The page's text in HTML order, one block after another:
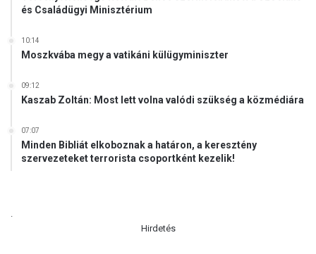
és Családügyi Minisztérium
10:14
Moszkvába megy a vatikáni külügyminiszter
09:12
Kaszab Zoltán: Most lett volna valódi szükség a közmédiára
07:07
Minden Bibliát elkoboznak a határon, a keresztény
szervezeteket terrorista csoportként kezelik!
.
Hirdetés